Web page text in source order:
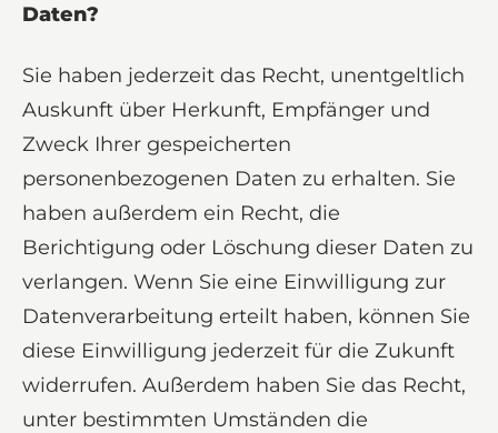
Daten?
Sie haben jederzeit das Recht, unentgeltlich
Auskunft über Herkunft, Empfänger und
Zweck Ihrer gespeicherten
personenbezogenen Daten zu erhalten. Sie
haben außerdem ein Recht, die
Berichtigung oder Löschung dieser Daten zu
verlangen. Wenn Sie eine Einwilligung zur
Datenverarbeitung erteilt haben, können Sie
diese Einwilligung jederzeit für die Zukunft
widerrufen. Außerdem haben Sie das Recht,
unter bestimmten Umständen die